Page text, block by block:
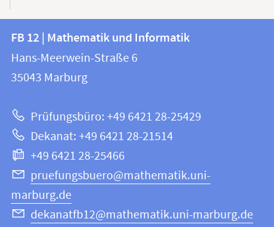
Kontakt
und
Informationen
Website
FB
12
|
und
Informatik
FB 12 | Mathematik und Informatik
Hans-Meerwein-Straße 6
35043 Marburg
Prüfungsbüro: +49 6421 28-25429
Dekanat: +49 6421 28-21514
+49 6421 28-25466
pruefungsbuero@mathematik.uni-
marburg.de
dekanatfb12@mathematik.uni-marburg.de